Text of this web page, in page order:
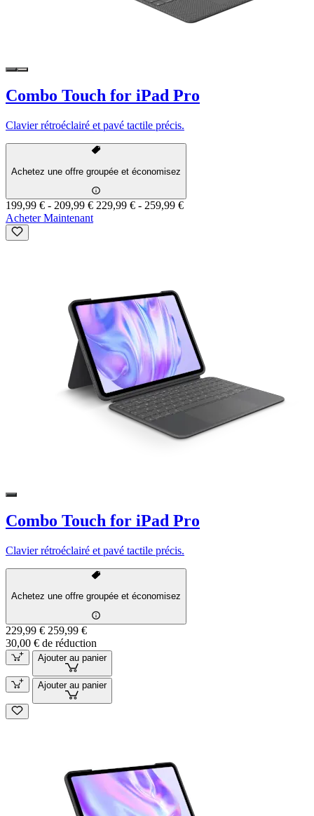
Combo Touch for iPad Pro
Clavier rétroéclairé et pavé tactile précis.
Achetez une offre groupée et économisez
199,99 € - 209,99 € 229,99 € - 259,99 €
Acheter Maintenant
Combo Touch for iPad Pro
Clavier rétroéclairé et pavé tactile précis.
Achetez une offre groupée et économisez
229,99 € 259,99 €
30,00 € de réduction
Ajouter au panier
Ajouter au panier